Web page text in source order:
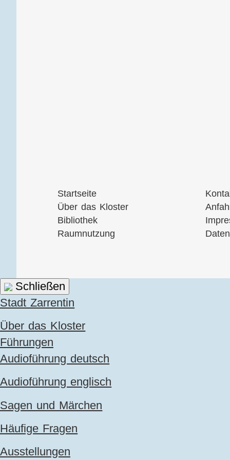
Navigation
überspringen
Startseite
Über das Kloster
Bibliothek
Raumnutzung
Schließen
Navigation
überspringen
Stadt Zarrentin
Über das Kloster
Führungen
Audioführung deutsch
Audioführung englisch
Sagen und Märchen
Häufige Fragen
Ausstellungen